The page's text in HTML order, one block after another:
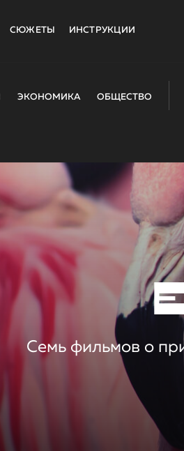
СЮЖЕТЫ ИНСТРУКЦИИ
ЭКОНОМИКА ОБЩЕСТВО
Семь фильмов о